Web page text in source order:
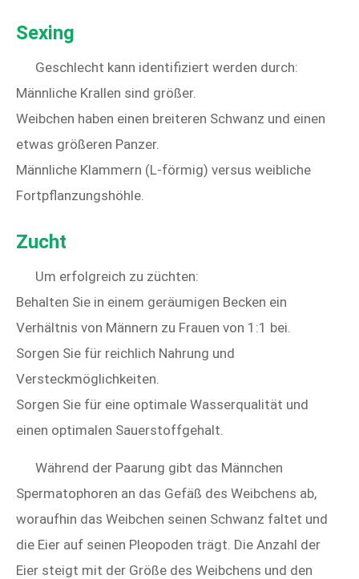
Sexing
Geschlecht kann identifiziert werden durch:
Männliche Krallen sind größer.
Weibchen haben einen breiteren Schwanz und einen
etwas größeren Panzer.
Männliche Klammern (L-förmig) versus weibliche
Fortpflanzungshöhle.
Zucht
Um erfolgreich zu züchten:
Behalten Sie in einem geräumigen Becken ein
Verhältnis von Männern zu Frauen von 1:1 bei.
Sorgen Sie für reichlich Nahrung und
Versteckmöglichkeiten.
Sorgen Sie für eine optimale Wasserqualität und
einen optimalen Sauerstoffgehalt.
Während der Paarung gibt das Männchen
Spermatophoren an das Gefäß des Weibchens ab,
woraufhin das Weibchen seinen Schwanz faltet und
die Eier auf seinen Pleopoden trägt. Die Anzahl der
Eier steigt mit der Größe des Weibchens und den